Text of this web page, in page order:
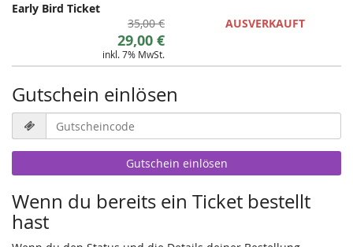
Early Bird Ticket
Ursprünglicher
Preis:
35,00 €
Neuer
Preis:
29,00 €
inkl. 7% MwSt.
AUSVERKAUFT
Gutschein einlösen
Gutscheincode
erforderlich
Gutschein einlösen
Wenn du bereits ein Ticket bestellt
hast